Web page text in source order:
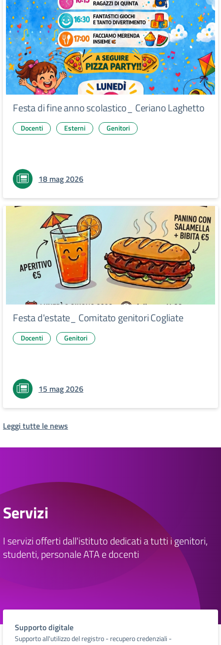
Festa di fine anno scolastico_ Ceriano Laghetto
Docenti Esterni Genitori
18 mag 2026
Festa d'estate_ Comitato genitori Cogliate
Docenti Genitori
15 mag 2026
Leggi tutte le news
Servizi
I servizi offerti dall'istituto dedicati a tutti i genitori,
studenti, personale ATA e docenti
Supporto digitale
Supporto all'utilizzo del registro - recupero credenziali -